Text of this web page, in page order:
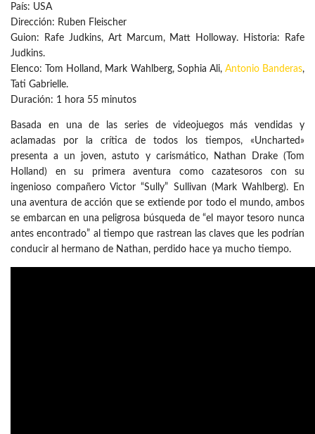
País: USA
Dirección: Ruben Fleischer
Guion: Rafe Judkins, Art Marcum, Matt Holloway. Historia: Rafe
Judkins.
Elenco: Tom Holland, Mark Wahlberg, Sophia Ali, Antonio Banderas,
Tati Gabrielle.
Duración: 1 hora 55 minutos
Basada en una de las series de videojuegos más vendidas y
aclamadas por la crítica de todos los tiempos, «Uncharted»
presenta a un joven, astuto y carismático, Nathan Drake (Tom
Holland) en su primera aventura como cazatesoros con su
ingenioso compañero Victor “Sully” Sullivan (Mark Wahlberg). En
una aventura de acción que se extiende por todo el mundo, ambos
se embarcan en una peligrosa búsqueda de “el mayor tesoro nunca
antes encontrado” al tiempo que rastrean las claves que les podrían
conducir al hermano de Nathan, perdido hace ya mucho tiempo.